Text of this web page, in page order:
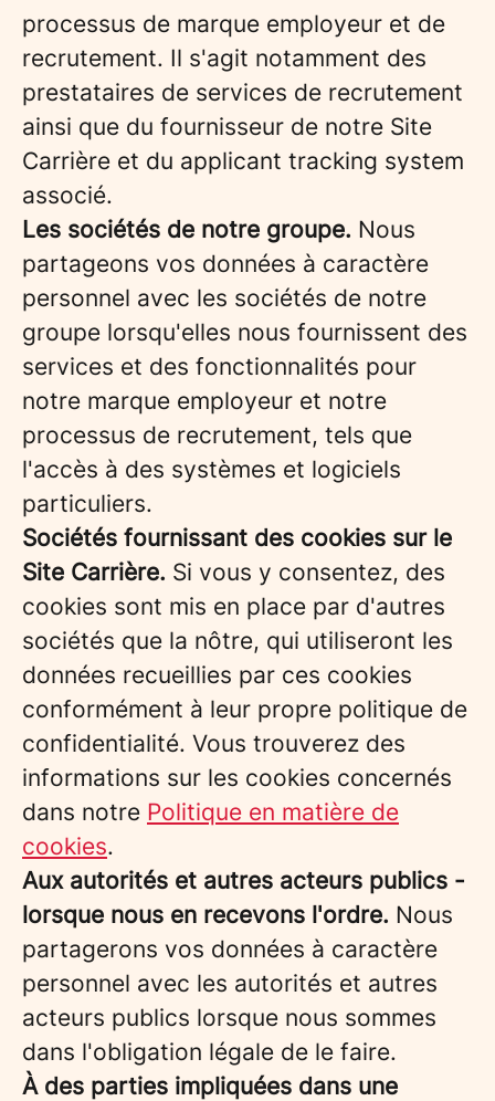
processus de marque employeur et de
recrutement. Il s'agit notamment des
prestataires de services de recrutement
ainsi que du fournisseur de notre Site
Carrière et du applicant tracking system
associé.
Les sociétés de notre groupe. Nous
partageons vos données à caractère
personnel avec les sociétés de notre
groupe lorsqu'elles nous fournissent des
services et des fonctionnalités pour
notre marque employeur et notre
processus de recrutement, tels que
l'accès à des systèmes et logiciels
particuliers.
Sociétés fournissant des cookies sur le
Site Carrière. Si vous y consentez, des
cookies sont mis en place par d'autres
sociétés que la nôtre, qui utiliseront les
données recueillies par ces cookies
conformément à leur propre politique de
confidentialité. Vous trouverez des
informations sur les cookies concernés
dans notre Politique en matière de
cookies.
Aux autorités et autres acteurs publics -
lorsque nous en recevons l'ordre. Nous
partagerons vos données à caractère
personnel avec les autorités et autres
acteurs publics lorsque nous sommes
dans l'obligation légale de le faire.
À des parties impliquées dans une